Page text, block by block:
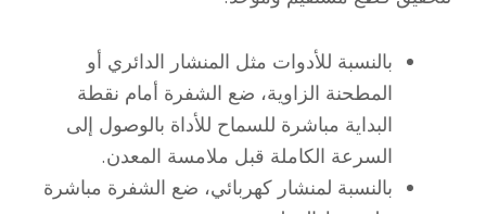
بالنسبة للأدوات مثل المنشار الدائري أو
المطحنة الزاوية، ضع الشفرة أمام نقطة
البداية مباشرة للسماح للأداة بالوصول إلى
السرعة الكاملة قبل ملامسة المعدن.
بالنسبة لمنشار كهربائي، ضع الشفرة مباشرة